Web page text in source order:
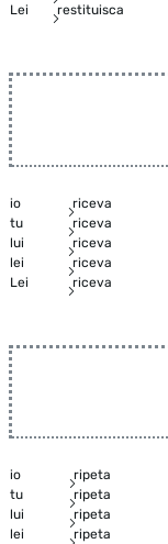
Lei
restituisca
io riceva
tu
riceva
lui
riceva
lei
riceva
Lei
riceva
io ripeta
tu
ripeta
lui
ripeta
lei
ripeta